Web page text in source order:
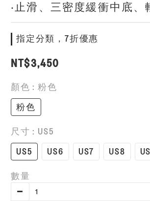
‧止滑、三密度緩衝中底、
指定分類，7折優惠
NT$3,450
顏色: 粉色
粉色
尺寸: US5
US5
US6 US7 US8
數量